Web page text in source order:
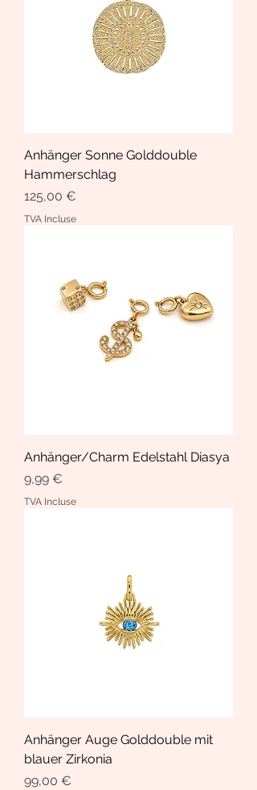
Anhänger Sonne Golddouble
Hammerschlag
Prix
125,00 €
TVA Incluse
Anhänger/Charm Edelstahl Diasya
Prix
9,99 €
TVA Incluse
Anhänger Auge Golddouble mit
blauer Zirkonia
Prix
99,00 €